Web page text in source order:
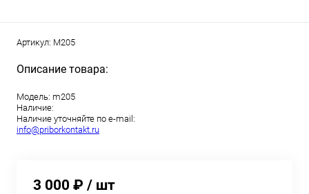
Артикул: М205
Описание товара:
Модель: m205
Наличие:
Наличие уточняйте по e-mail:
info@priborkontakt.ru
3 000 ₽ / шт